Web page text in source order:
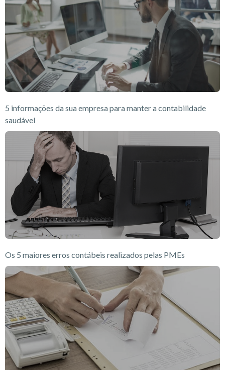
5 informações da sua empresa para manter a contabilidade
saudável
Os 5 maiores erros contábeis realizados pelas PMEs